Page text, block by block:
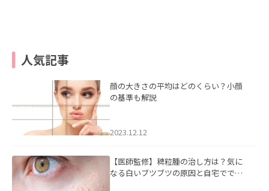
人気記事
顔の大きさの平均はどのくらい？小顔
の基準も解説
2023.12.12
【医師監修】稗粒腫の治し方は？気に
なる白いブツブツの原因と自宅ででき